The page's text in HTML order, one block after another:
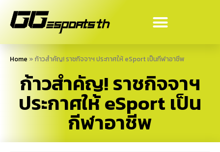
Home » ก้าวสำคัญ! ราชกิจจาฯ ประกาศให้ eSport เป็นกีฬาอาชีพ
ก้าวสำคัญ! ราชกิจจาฯ
ประกาศให้ eSport เป็น
กีฬาอาชีพ